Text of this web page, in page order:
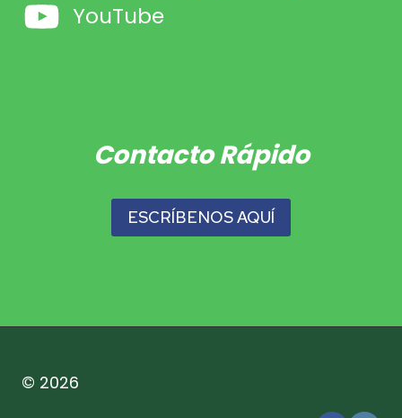
YouTube
Contacto Rápido
ESCRÍBENOS AQUÍ
© 2026